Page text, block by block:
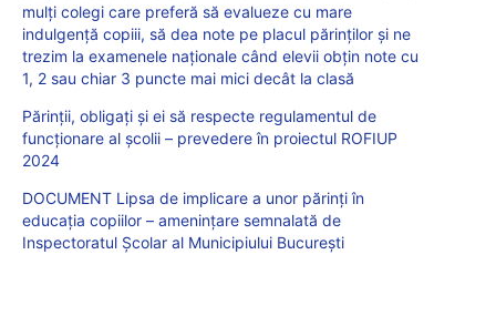
mulți colegi care preferă să evalueze cu mare
indulgență copiii, să dea note pe placul părinților și ne
trezim la examenele naționale când elevii obțin note cu
1, 2 sau chiar 3 puncte mai mici decât la clasă
Părinții, obligați și ei să respecte regulamentul de
funcționare al școlii – prevedere în proiectul ROFIUP
2024
DOCUMENT Lipsa de implicare a unor părinți în
educația copiilor – amenințare semnalată de
Inspectoratul Școlar al Municipiului București